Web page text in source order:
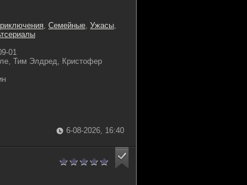
, Семейные, Ужасы,
01
Тим Элдред, Кристофер
6-08-2026, 16:40